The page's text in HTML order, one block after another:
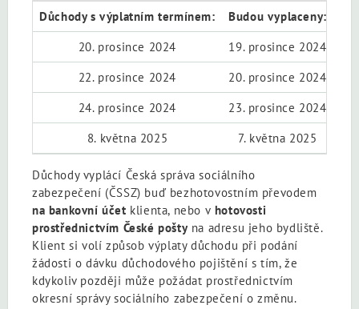
Důchody s výplatním termínem:
Budou vyplaceny:
20. prosince 2024
19. prosince 2024
22. prosince 2024
20. prosince 2024
24. prosince 2024
23. prosince 2024
8. května 2025
7. května 2025
Důchody vyplácí Česká správa sociálního
zabezpečení (ČSSZ) buď bezhotovostním převodem
na bankovní účet klienta, nebo v hotovosti
prostřednictvím České poštyna adresu jeho bydliště.
Klient si volí způsob výplaty důchodu při podání
žádosti o dávku důchodového pojištění s tím, že
kdykoliv později může požádat prostřednictvím
okresní správy sociálního zabezpečení o změnu.